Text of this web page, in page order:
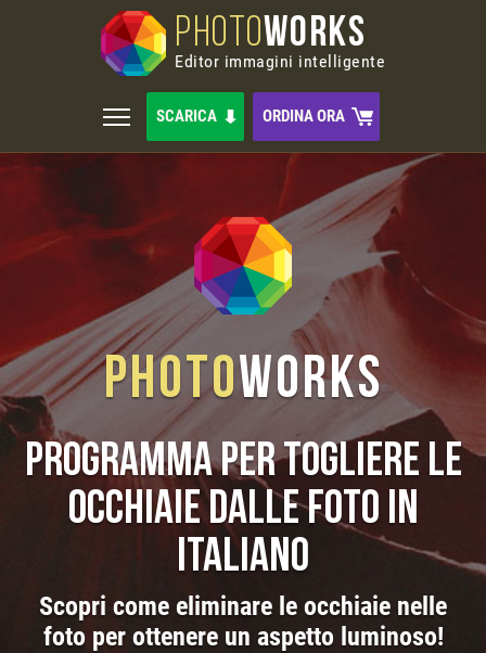
PHOTOWORKS
Editor immagini intelligente
SCARICA ORDINA ORA
PhotoWorks
Programma per togliere le
occhiaie dalle foto in
italiano
Scopri come eliminare le occhiaie nelle
foto per ottenere un aspetto luminoso!